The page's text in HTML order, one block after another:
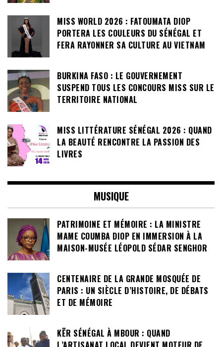
MISS WORLD 2026 : FATOUMATA DIOP
PORTERA LES COULEURS DU SÉNÉGAL ET
FERA RAYONNER SA CULTURE AU VIETNAM
BURKINA FASO : LE GOUVERNEMENT
SUSPEND TOUS LES CONCOURS MISS SUR LE
TERRITOIRE NATIONAL
MISS LITTÉRATURE SÉNÉGAL 2026 : QUAND
LA BEAUTÉ RENCONTRE LA PASSION DES
LIVRES
MUSIQUE
PATRIMOINE ET MÉMOIRE : LA MINISTRE
MAME COUMBA DIOP EN IMMERSION À LA
MAISON-MUSÉE LÉOPOLD SÉDAR SENGHOR
CENTENAIRE DE LA GRANDE MOSQUÉE DE
PARIS : UN SIÈCLE D’HISTOIRE, DE DÉBATS
ET DE MÉMOIRE
KËR SÉNÉGAL À MBOUR : QUAND